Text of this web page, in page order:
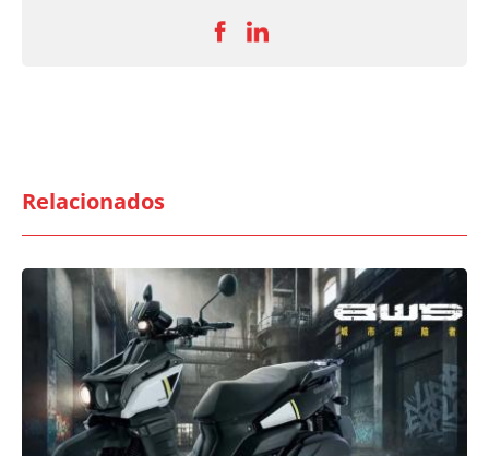
Relacionados